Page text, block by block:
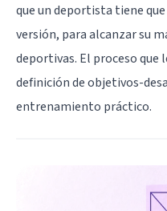
que un deportista tiene
versión, para alcanzar su
deportivas. El proceso que
definición de objetivos-
entrenamiento práctico.